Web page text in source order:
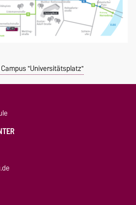
"Universitätsplatz"